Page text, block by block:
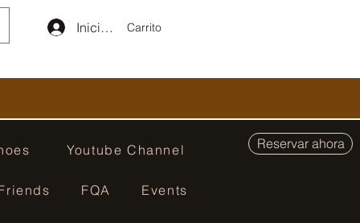
Iniciar sesión
Carrito
Youtube Channel
FQA Events
Reservar ahora